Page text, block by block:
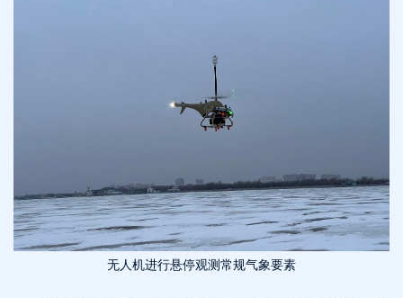
无人机进行悬停观测常规气象要素